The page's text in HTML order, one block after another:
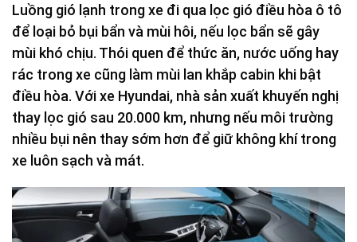
Luồng gió lạnh trong xe đi qua lọc gió điều hòa ô tô
để loại bỏ bụi bẩn và mùi hôi, nếu lọc bẩn sẽ gây
mùi khó chịu. Thói quen để thức ăn, nước uống hay
rác trong xe cũng làm mùi lan khắp cabin khi bật
điều hòa. Với xe Hyundai, nhà sản xuất khuyến nghị
thay lọc gió sau 20.000 km, nhưng nếu môi trường
nhiều bụi nên thay sớm hơn để giữ không khí trong
xe luôn sạch và mát.